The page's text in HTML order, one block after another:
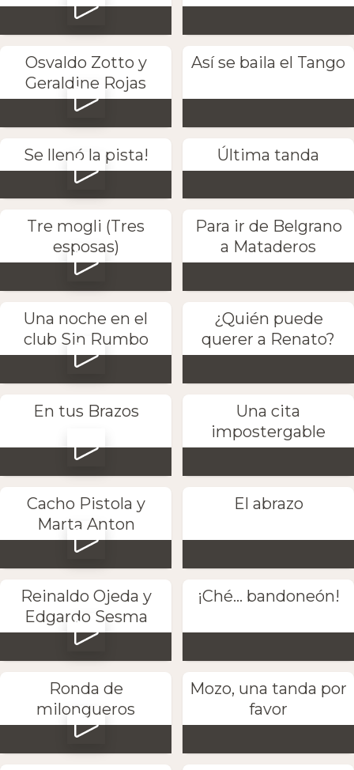
Osvaldo Zotto y
Geraldine Rojas
Así se baila el Tango
Se llenó la pista! Última tanda
Tre mogli (Tres
esposas)
Para ir de Belgrano
a Mataderos
Una noche en el
club Sin Rumbo
¿Quién puede
querer a Renato?
En tus Brazos
Una cita
impostergable
Cacho Pistola y
Marta Anton
El abrazo
Reinaldo Ojeda y
Edgardo Sesma
¡Ché... bandoneón!
Ronda de
milongueros
Mozo, una tanda por
favor